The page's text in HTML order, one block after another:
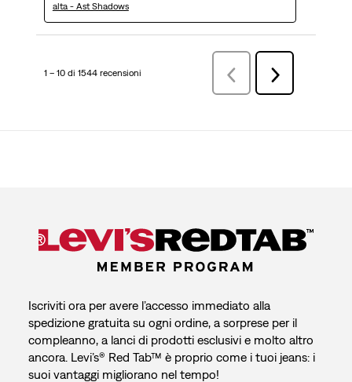
alta - Ast Shadows
1 – 10 di 1544 recensioni Precedenterecensioni
Successiva
recensioni
Iscriviti ora per avere l’accesso immediato alla
spedizione gratuita su ogni ordine, a sorprese per il
compleanno, a lanci di prodotti esclusivi e molto altro
ancora. Levi’s® Red Tab™ è proprio come i tuoi jeans: i
suoi vantaggi migliorano nel tempo!